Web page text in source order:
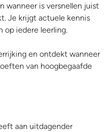
wanneer is versnellen juist
Je krijgt actuele kennis
op iedere leerling.
en ontdekt wanneer
van hoogbegaafde
aan uitdagender